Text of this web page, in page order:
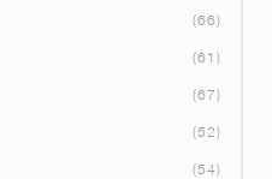
66
61
67
52
54